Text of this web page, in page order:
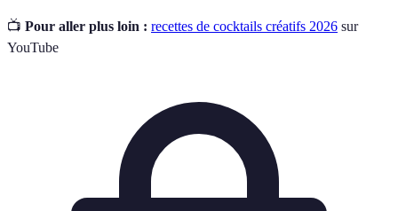
📺 Pour aller plus loin : recettes de cocktails créatifs 2026 sur
YouTube